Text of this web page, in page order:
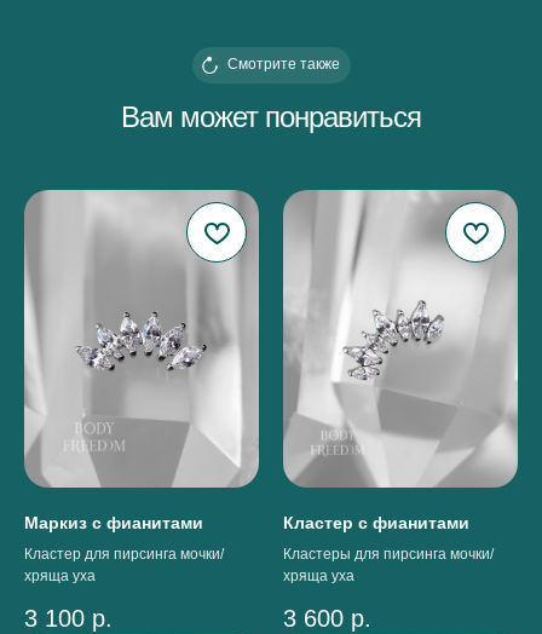
Вам может понравиться
Смотрите также
Маркиз с фианитами
Кластер для пирсинга мочки/
хряща уха
3 100 р.
Кластер с фианитами
Кластеры для пирсинга мочки/
хряща уха
3 600 р.